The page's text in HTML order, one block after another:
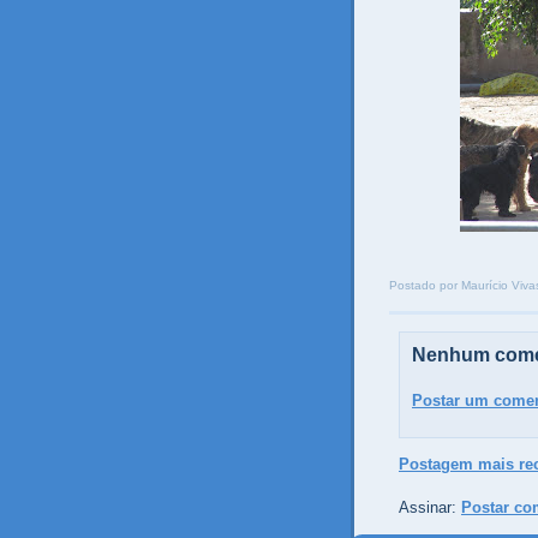
Postado por Maurício
Nenhum
Postar um
Postagem mais
Assinar: Postar